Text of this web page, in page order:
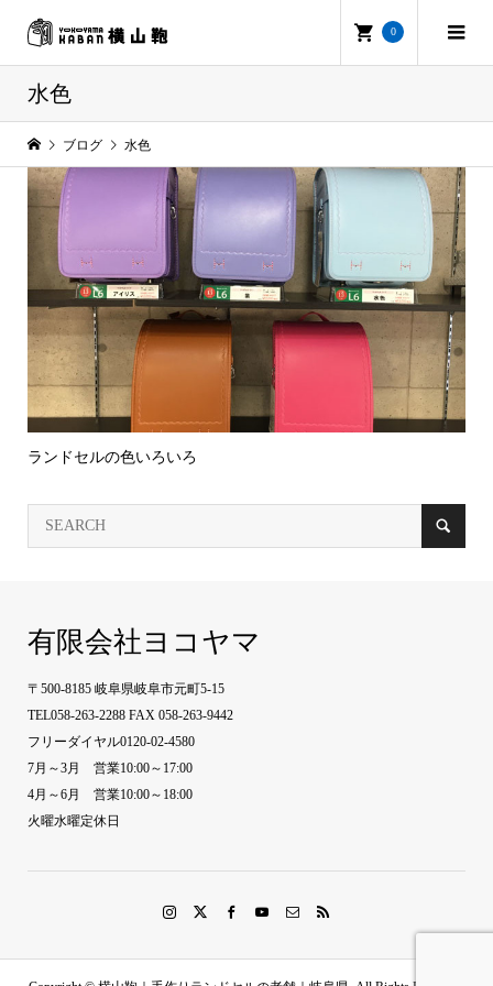
0
水色
ブログ 水色
ランドセルの色いろいろ
有限会社ヨコヤマ
〒500-8185 岐阜県岐阜市元町5-15
TEL058-263-2288 FAX 058-263-9442
フリーダイヤル0120-02-4580
7月～3月 営業10:00～17:00
4月～6月 営業10:00～18:00
火曜水曜定休日